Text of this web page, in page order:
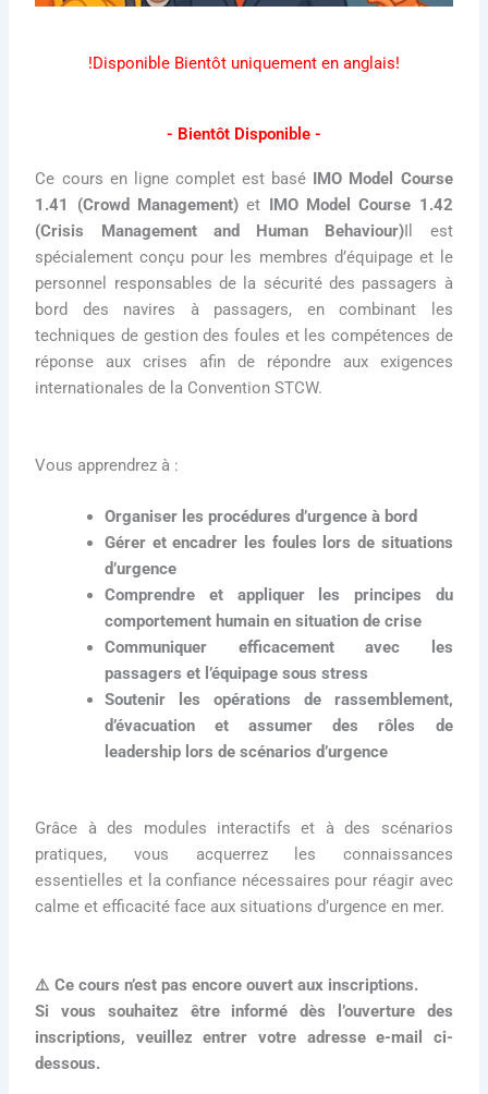
!Disponible Bientôt uniquement en anglais!
- Bientôt Disponible -
Ce cours en ligne complet est basé IMO Model Course
1.41 (Crowd Management) et IMO Model Course 1.42
(Crisis Management and Human Behaviour)Il est
spécialement conçu pour les membres d’équipage et le
personnel responsables de la sécurité des passagers à
bord des navires à passagers, en combinant les
techniques de gestion des foules et les compétences de
réponse aux crises afin de répondre aux exigences
internationales de la Convention STCW.
Vous apprendrez à :
Organiser les procédures d’urgence à bord
Gérer et encadrer les foules lors de situations
d’urgence
Comprendre et appliquer les principes du
comportement humain en situation de crise
Communiquer efficacement avec les
passagers et l’équipage sous stress
Soutenir les opérations de rassemblement,
d’évacuation et assumer des rôles de
leadership lors de scénarios d’urgence
Grâce à des modules interactifs et à des scénarios
pratiques, vous acquerrez les connaissances
essentielles et la confiance nécessaires pour réagir avec
calme et efficacité face aux situations d’urgence en mer.
⚠️ Ce cours n’est pas encore ouvert aux inscriptions.
Si vous souhaitez être informé dès l’ouverture des
inscriptions, veuillez entrer votre adresse e-mail ci-
dessous.